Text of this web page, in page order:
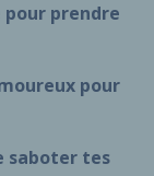
pour prendre
pour
saboter tes